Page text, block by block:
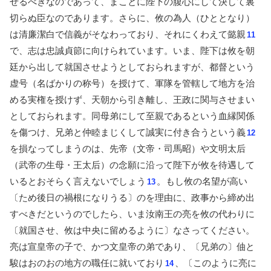
切らぬ臣なのであります。さらに、攸の為人（ひととなり）
は清廉潔白で信義がそなわっており、それにくわえて懿親 11
で、志は忠誠貞節に向けられています。いま、陛下は攸を朝
廷から出して就国させようとしておられますが、都督という
虚号（名ばかりの称号）を授けて、軍隊を管轄して地方を治
める実権を授けず、天朝から引き離し、王政に関与させまい
としておられます。同母弟にして至親であるという血縁関係
を傷つけ、兄弟と仲睦まじくして誠実に付き合うという義12
を損なってしまうのは、先帝（文帝・司馬昭）や文明太后
（武帝の生母・王太后）の念願に沿って陛下が攸を待遇して
いるとおそらく言えないでしょう 13 。もし攸の名望が高い
〔ため後日の禍根になりうる〕のを理由に、政事から締め出
すべきだというのでしたら、いま汝南王の亮を攸の代わりに
〔就国させ、攸は中央に留めるように〕なさってください。
亮は宣皇帝の子で、かつ文皇帝の弟であり、〔兄弟の〕伷と
駿はおのおの地方の職任に就いており 14 、〔このように亮に